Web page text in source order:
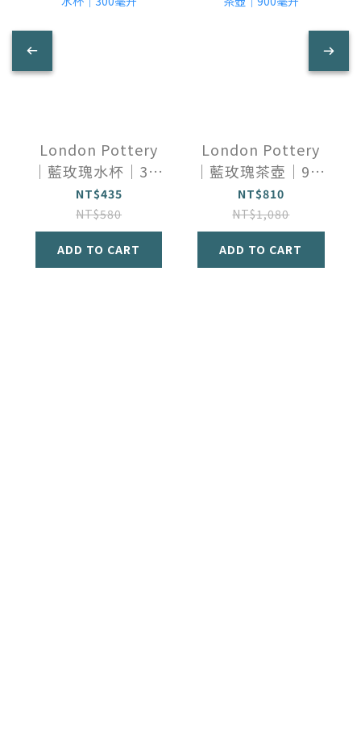
London Pottery
｜藍玫瑰水杯｜300
毫升
NT$435
NT$580
ADD TO CART
London Pottery
｜藍玫瑰茶壺｜900
毫升
NT$810
NT$1,080
ADD TO CART